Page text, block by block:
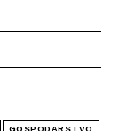
GOSPODARSTVO